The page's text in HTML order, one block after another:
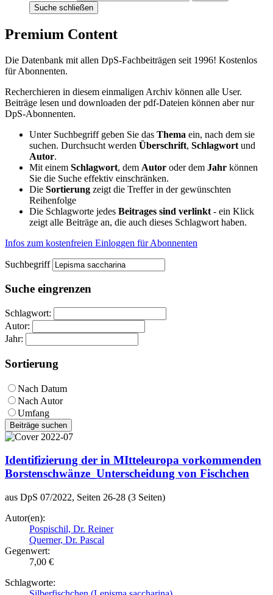
Suche schließen
Premium Content
Die Datenbank mit allen DpS-Fachbeiträgen seit 1996! Kostenlos
für Abonnenten.
Recherchieren in diesem einmaligen Archiv können alle User.
Beiträge lesen und downloaden der pdf-Dateien können aber nur
DpS-Abonnenten.
Unter Suchbegriff geben Sie das Thema ein, nach dem sie
suchen. Durchsucht werden Überschrift, Schlagwort und
Autor.
Mit einem Schlagwort, dem Autor oder dem Jahr können
Sie die Suche effektiv einschränken.
Die Sortierung zeigt die Treffer in der gewünschten
Reihenfolge
Die Schlagworte jedes Beitrages sind verlinkt - ein Klick
zeigt alle Beiträge an, die auch dieses Schlagwort haben.
Infos zum kostenfreien Einloggen für Abonnenten
Suchbegriff
Suche eingrenzen
Schlagwort:
Autor:
Jahr:
Sortierung
Nach Datum
Nach Autor
Umfang
Beiträge suchen
Identifizierung der in MItteleuropa vorkommenden
Borstenschwänze_Unterscheidung von Fischchen
aus DpS 07/2022, Seiten 26-28 (3 Seiten)
Autor(en):
Pospischil, Dr. Reiner
Querner, Dr. Pascal
Gegenwert:
7,00 €
Schlagworte: